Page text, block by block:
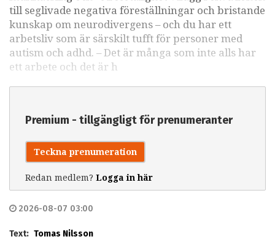
till seglivade negativa föreställningar och bristande
kunskap om neurodivergens – och du har ett
arbetsliv som är särskilt tufft för personer med
autism och adhd. – Det är många som inte alls har
ett arbete och det är h
Premium - tillgängligt för prenumeranter
Teckna prenumeration
Redan medlem? Logga in här
2026-08-07 03:00
Text: Tomas Nilsson